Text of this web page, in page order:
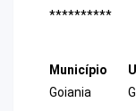
**********
Município
Goiania